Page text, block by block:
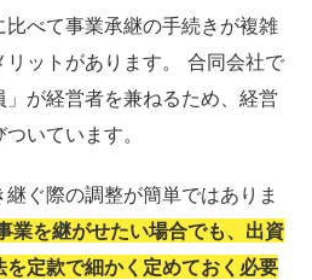
べて事業承継の手続きが複雑
ットがあります。 合同会社で
が経営者を兼ねるため、経営
いています。
ぐ際の調整が簡単ではありま
業を継がせたい場合でも、出資
定款で細かく定めておく必要